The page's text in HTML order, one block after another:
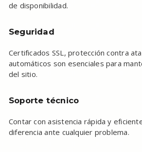
de disponibilidad.
Seguridad
Certificados SSL, protección contra
automáticos son esenciales para
del sitio.
Soporte técnico
Contar con asistencia rápida y
diferencia ante cualquier problema.